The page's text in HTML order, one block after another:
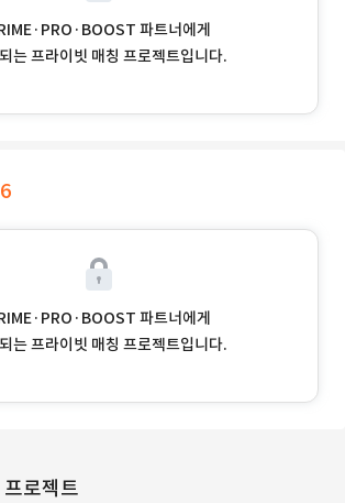
파트너에게
는 프라이빗 매칭 프로젝트입니다.
6
파트너에게
는 프라이빗 매칭 프로젝트입니다.
로젝트